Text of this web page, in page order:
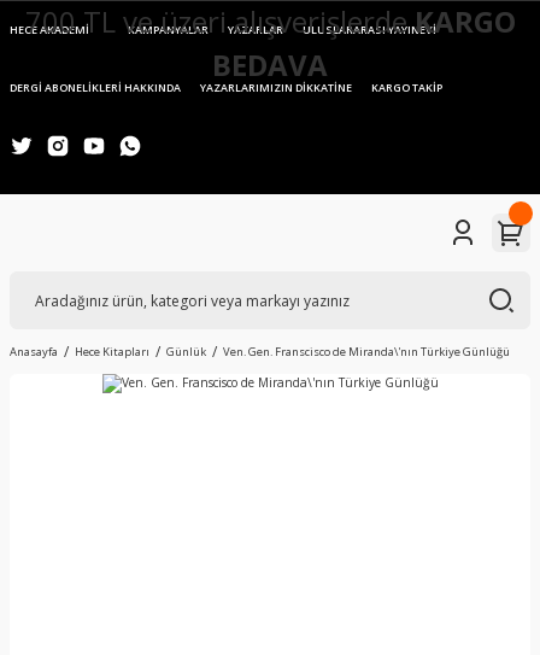
HECE AKADEMİ KAMPANYALAR YAZARLAR ULUSLARARASI YAYINEVİ
DERGİ ABONELİKLERİ HAKKINDA YAZARLARIMIZIN DİKKATİNE KARGO TAKİP
Anasayfa Hece Kitapları Günlük Ven. Gen. Franscisco de Miranda\'nın Türkiye Günlüğü
700 TL ve üzeri alışverişlerdeKARGO
BEDAVA